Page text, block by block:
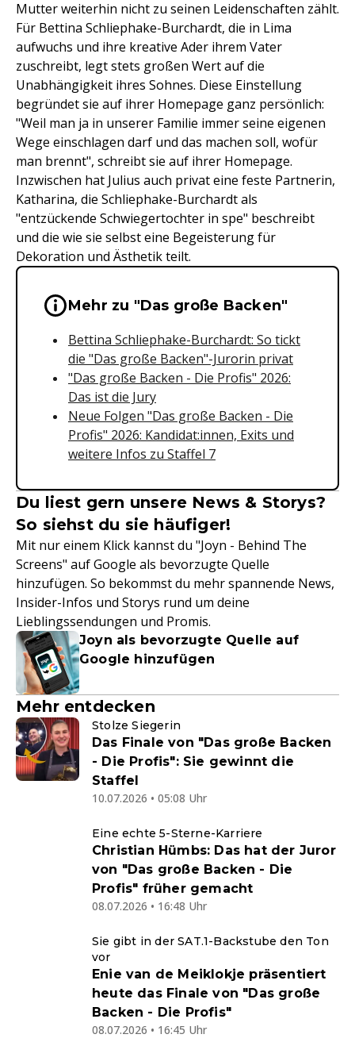
Mutter weiterhin nicht zu seinen Leidenschaften zählt.
Für Bettina Schliephake-Burchardt, die in Lima
aufwuchs und ihre kreative Ader ihrem Vater
zuschreibt, legt stets großen Wert auf die
Unabhängigkeit ihres Sohnes. Diese Einstellung
begründet sie auf ihrer Homepage ganz persönlich:
"Weil man ja in unserer Familie immer seine eigenen
Wege einschlagen darf und das machen soll, wofür
man brennt", schreibt sie auf ihrer Homepage.
Inzwischen hat Julius auch privat eine feste Partnerin,
Katharina, die Schliephake-Burchardt als
"entzückende Schwiegertochter in spe" beschreibt
und die wie sie selbst eine Begeisterung für
Dekoration und Ästhetik teilt.
Wichtige Hinweise &
Mehr zu "Das große Backen"
Bettina Schliephake-Burchardt: So tickt
die "Das große Backen"-Jurorin privat
"Das große Backen - Die Profis" 2026:
Das ist die Jury
Neue Folgen "Das große Backen - Die
Profis" 2026: Kandidat:innen, Exits und
weitere Infos zu Staffel 7
Du liest gern unsere News & Storys?
So siehst du sie häufiger!
Mit nur einem Klick kannst du "Joyn - Behind The
Screens" auf Google als bevorzugte Quelle
hinzufügen. So bekommst du mehr spannende News,
Insider-Infos und Storys rund um deine
Lieblingssendungen und Promis.
Joyn als bevorzugte Quelle auf
Google hinzufügen
Mehr entdecken
Stolze Siegerin
Das Finale von "Das große Backen
- Die Profis": Sie gewinnt die
Staffel
10.07.2026 • 05:08 Uhr
Eine echte 5-Sterne-Karriere
Christian Hümbs: Das hat der Juror
von "Das große Backen - Die
Profis" früher gemacht
08.07.2026 • 16:48 Uhr
Sie gibt in der SAT.1-Backstube den Ton
vor
Enie van de Meiklokje präsentiert
heute das Finale von "Das große
Backen - Die Profis"
08.07.2026 • 16:45 Uhr